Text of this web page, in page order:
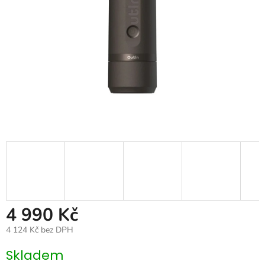
4 990 Kč
4 124 Kč bez DPH
cena:
Skladem